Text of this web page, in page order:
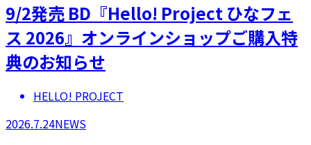
9/2発売 BD『Hello! Project ひなフェ
ス 2026』オンラインショップご購入特
典のお知らせ
HELLO! PROJECT
2026.7.24NEWS